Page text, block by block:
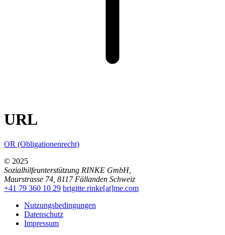
URL
OR (Obligationenrecht)
© 2025
Sozialhilfeunterstützung RINKE GmbH,
Maurstrasse 74 8117 Fällanden Schweiz
+41 79 360 10 29 brigitte.rinke[at]me.com
Nutzungsbedingungen
Datenschutz
Impressum